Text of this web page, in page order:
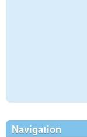
Navigation